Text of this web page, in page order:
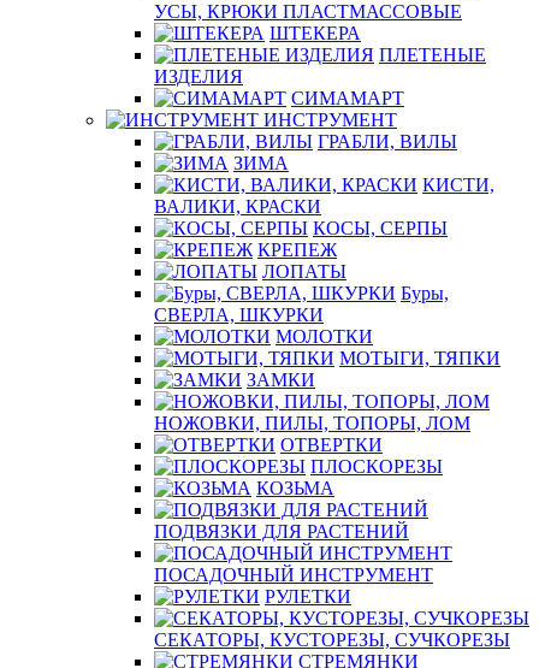
УСЫ, КРЮКИ ПЛАСТМАССОВЫЕ
ШТЕКЕРА
ПЛЕТЕНЫЕ
ИЗДЕЛИЯ
СИМАМАРТ
ИНСТРУМЕНТ
ГРАБЛИ, ВИЛЫ
ЗИМА
КИСТИ,
ВАЛИКИ, КРАСКИ
КОСЫ, СЕРПЫ
КРЕПЕЖ
ЛОПАТЫ
Буры,
СВЕРЛА, ШКУРКИ
МОЛОТКИ
МОТЫГИ, ТЯПКИ
ЗАМКИ
НОЖОВКИ, ПИЛЫ, ТОПОРЫ, ЛОМ
ОТВЕРТКИ
ПЛОСКОРЕЗЫ
КОЗЬМА
ПОДВЯЗКИ ДЛЯ РАСТЕНИЙ
ПОСАДОЧНЫЙ ИНСТРУМЕНТ
РУЛЕТКИ
СЕКАТОРЫ, КУСТОРЕЗЫ, СУЧКОРЕЗЫ
СТРЕМЯНКИ